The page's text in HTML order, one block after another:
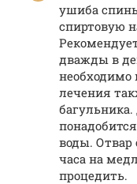
ушиба
спиртовую
дважды в
необходимо
лечения
воды. Отвар
часа на
процедить.